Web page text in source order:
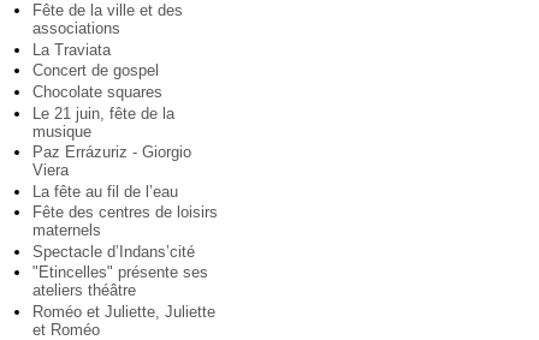
Fête de la ville et des
associations
La Traviata
Concert de gospel
Chocolate squares
Le 21 juin, fête de la
musique
Paz Errázuriz - Giorgio
Viera
La fête au fil de l’eau
Fête des centres de loisirs
maternels
Spectacle d’Indans’cité
"Etincelles" présente ses
ateliers théâtre
Roméo et Juliette, Juliette
et Roméo